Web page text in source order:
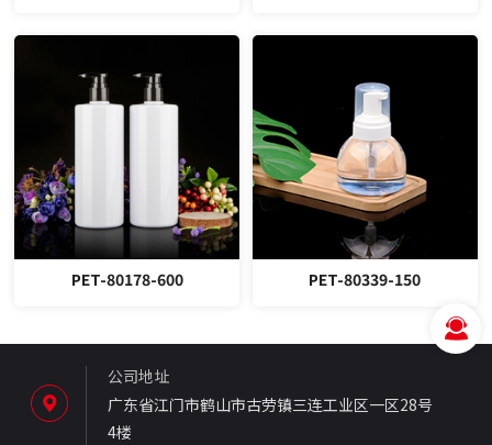
PET-80178-600 PET-80339-150
公司地址
广东省江门市鹤山市古劳镇三连工业区一区28号
4楼